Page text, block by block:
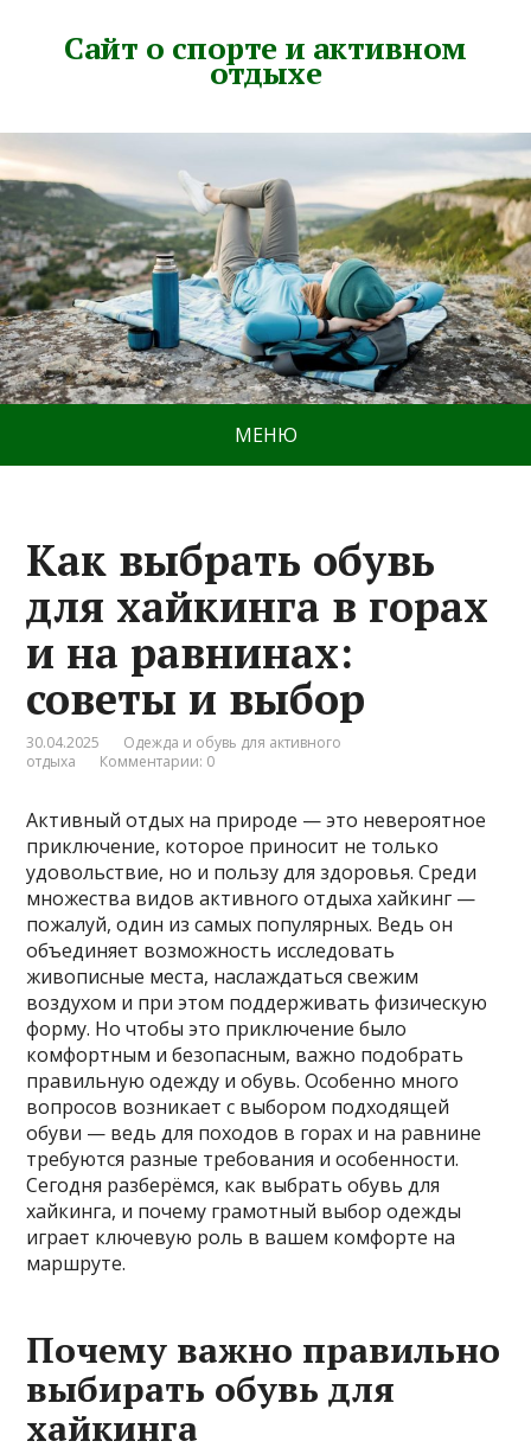
Сайт о спорте и активном
отдыхе
МЕНЮ
Как выбрать обувь
для хайкинга в горах
и на равнинах:
советы и выбор
30.04.2025
Одежда и обувь для активного
отдыха
Комментарии: 0
Активный отдых на природе — это невероятное
приключение, которое приносит не только
удовольствие, но и пользу для здоровья. Среди
множества видов активного отдыха хайкинг —
пожалуй, один из самых популярных. Ведь он
объединяет возможность исследовать
живописные места, наслаждаться свежим
воздухом и при этом поддерживать физическую
форму. Но чтобы это приключение было
комфортным и безопасным, важно подобрать
правильную одежду и обувь. Особенно много
вопросов возникает с выбором подходящей
обуви — ведь для походов в горах и на равнине
требуются разные требования и особенности.
Сегодня разберёмся, как выбрать обувь для
хайкинга, и почему грамотный выбор одежды
играет ключевую роль в вашем комфорте на
маршруте.
Почему важно правильно
выбирать обувь для
хайкинга